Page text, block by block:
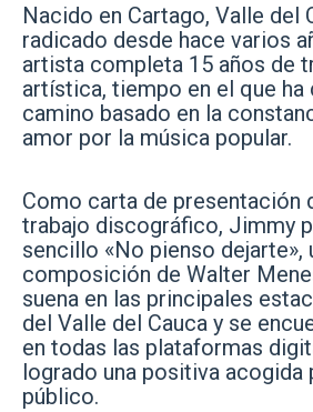
Nacido en Cartago, Valle del
radicado desde hace varios
artista completa 15 años de
artística, tiempo en el que ha
camino basado en la
amor por la música popular.
Como carta de presentación
trabajo discográfico, Jimmy
sencillo «No pienso dejarte»,
composición de Walter
suena en las principales
del Valle del Cauca y se
en todas las plataformas
logrado una positiva acogida
público.